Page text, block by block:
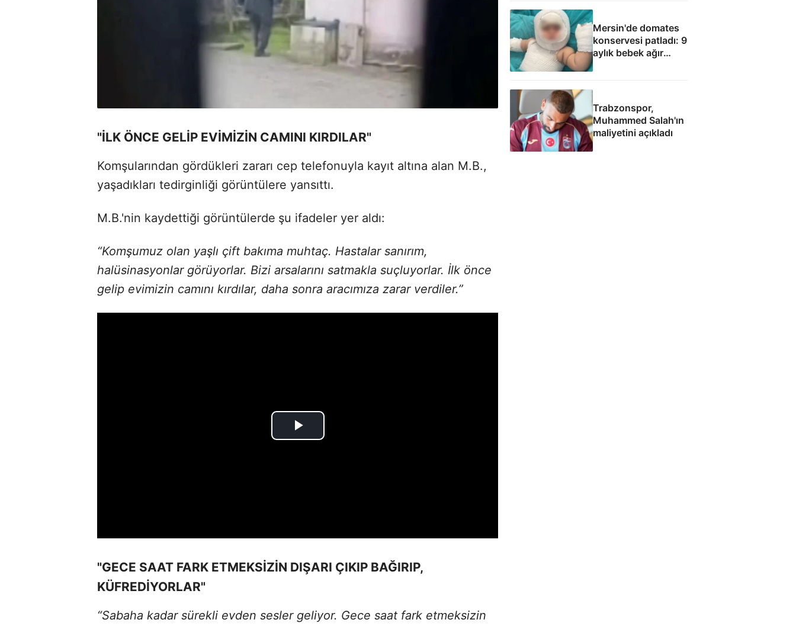
"İLK ÖNCE GELİP EVİMİZİN CAMINI KIRDILAR"
Komşularından gördükleri zararı cep telefonuyla kayıt altına alan M.B.,
yaşadıkları tedirginliği görüntülere yansıttı.
M.B.'nin kaydettiği görüntülerde şu ifadeler yer aldı:
“Komşumuz olan yaşlı çift bakıma muhtaç. Hastalar sanırım,
halüsinasyonlar görüyorlar. Bizi arsalarını satmakla suçluyorlar. İlk önce
gelip evimizin camını kırdılar, daha sonra aracımıza zarar verdiler.”
"GECE SAAT FARK ETMEKSİZİN DIŞARI ÇIKIP BAĞIRIP,
KÜFREDİYORLAR"
“Sabaha kadar sürekli evden sesler geliyor. Gece saat fark etmeksizin
Mersin'de domates
konservesi patladı: 9
aylık bebek ağır
yaralandı
Trabzonspor,
Muhammed Salah'ın
maliyetini açıkladı